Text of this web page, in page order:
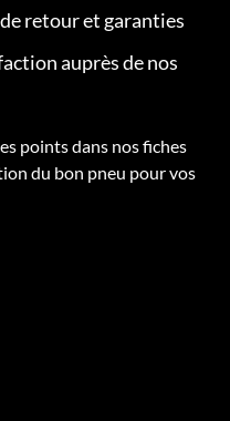
retour et garanties
auprès de nos
points dans nos fiches
du bon pneu pour vos